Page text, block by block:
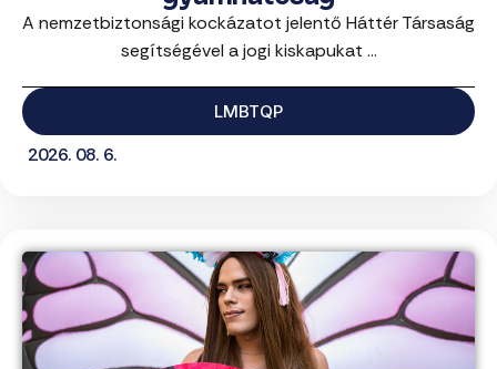
A nemzetbiztonsági kockázatot jelentő Háttér Társaság
segítségével a jogi kiskapukat ...
LMBTQP
2026. 08. 6.